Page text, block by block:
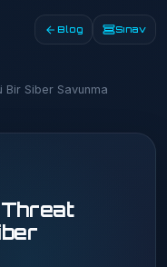
Blog Sınav
Bir Siber Savunma
Threat